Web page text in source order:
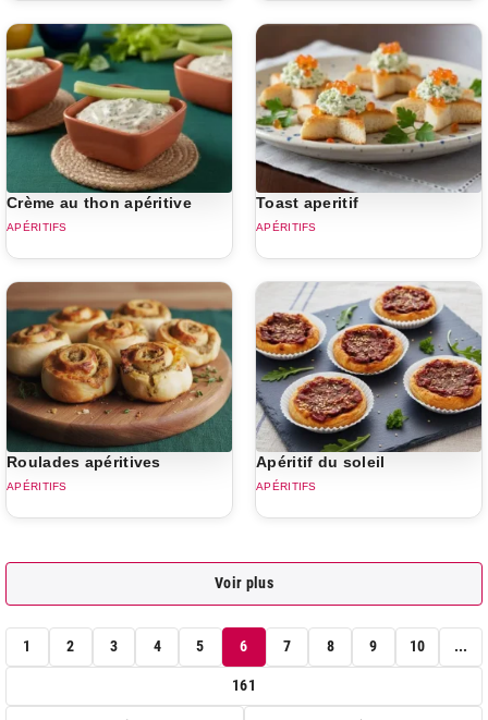
Crème au thon apéritive
APÉRITIFS
Toast aperitif
APÉRITIFS
Roulades apéritives
APÉRITIFS
Apéritif du soleil
APÉRITIFS
Voir plus
1 2 3 4 5 6 7 8 9 10 ...
161